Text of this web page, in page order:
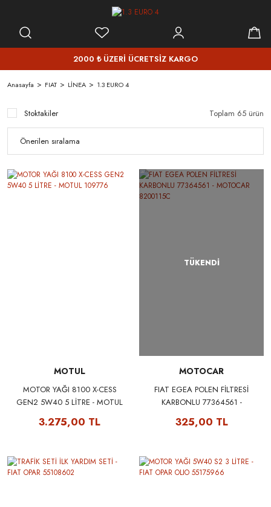
2000 ₺ ÜZERİ ÜCRETSİZ KARGO
Anasayfa FIAT LİNEA 1.3 EURO 4
Stoktakiler Toplam 65 ürün
MOTUL
MOTOR YAĞI 8100 X-CESS
GEN2 5W40 5 LİTRE - MOTUL
3.275,00 TL
TÜKENDİ
MOTOCAR
FIAT EGEA POLEN FİLTRESİ
KARBONLU 77364561 -
325,00 TL